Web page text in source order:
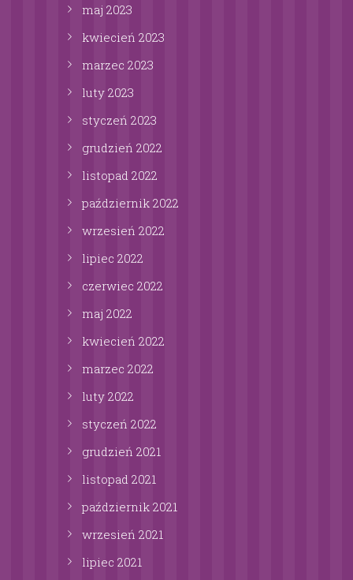
maj 2023
kwiecień 2023
marzec 2023
luty 2023
styczeń 2023
grudzień 2022
listopad 2022
październik 2022
wrzesień 2022
lipiec 2022
czerwiec 2022
maj 2022
kwiecień 2022
marzec 2022
luty 2022
styczeń 2022
grudzień 2021
listopad 2021
październik 2021
wrzesień 2021
lipiec 2021